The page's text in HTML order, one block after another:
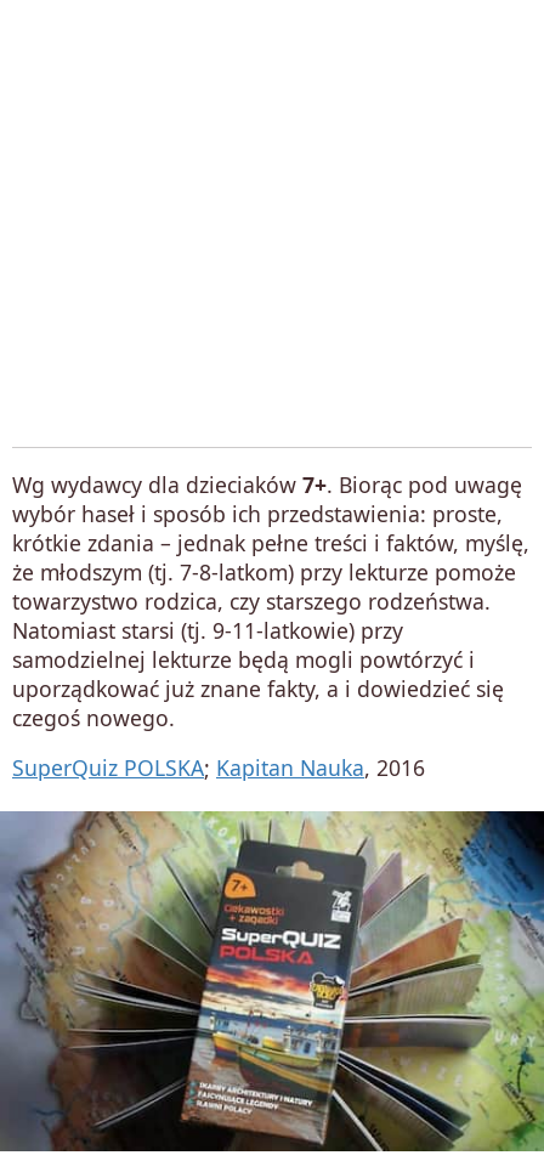
Wg wydawcy dla dzieciaków 7+. Biorąc pod uwagę
wybór haseł i sposób ich przedstawienia: proste,
krótkie zdania – jednak pełne treści i faktów, myślę,
że młodszym (tj. 7-8-latkom) przy lekturze pomoże
towarzystwo rodzica, czy starszego rodzeństwa.
Natomiast starsi (tj. 9-11-latkowie) przy
samodzielnej lekturze będą mogli powtórzyć i
uporządkować już znane fakty, a i dowiedzieć się
czegoś nowego.
SuperQuiz POLSKA; Kapitan Nauka, 2016